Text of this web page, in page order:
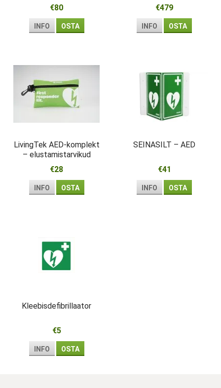
€80
INFO OSTA
€479
INFO OSTA
LivingTek AED-komplekt
– elustamistarvikud
esmareageerijale
€28
INFO OSTA
SEINASILT – AED
€41
INFO OSTA
Kleebisdefibrillaator
€5
INFO OSTA